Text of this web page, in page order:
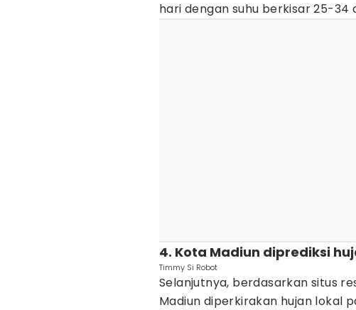
hari dengan suhu berkisar 25-34
4. Kota Madiun diprediksi
Timmy Si Robot
Selanjutnya, berdasarkan situs
Madiun diperkirakan hujan lokal